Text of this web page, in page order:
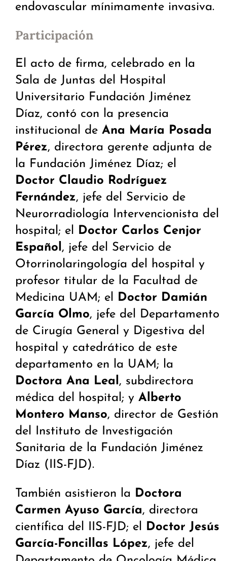
endovascular mínimamente invasiva.
Participación
El acto de firma, celebrado en la
Sala de Juntas del Hospital
Universitario Fundación Jiménez
Díaz, contó con la presencia
institucional de Ana María Posada
Pérez, directora gerente adjunta de
la Fundación Jiménez Díaz; el
Doctor Claudio Rodríguez
Fernández, jefe del Servicio de
Neurorradiología Intervencionista del
hospital; el Doctor Carlos Cenjor
Español, jefe del Servicio de
Otorrinolaringología del hospital y
profesor titular de la Facultad de
Medicina UAM; el Doctor Damián
García Olmo, jefe del Departamento
de Cirugía General y Digestiva del
hospital y catedrático de este
departamento en la UAM; la
Doctora Ana Leal, subdirectora
médica del hospital; y Alberto
Montero Manso, director de Gestión
del Instituto de Investigación
Sanitaria de la Fundación Jiménez
Díaz (IIS-FJD).
También asistieron la Doctora
Carmen Ayuso García, directora
científica del IIS-FJD; el Doctor Jesús
García-Foncillas López, jefe del